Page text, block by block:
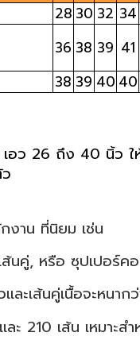
28 30 32 34
ก
36 38 39 41
38 39 40 40
อว 26 ถึง 40 นิ้ว ใ
าน ที่นิยม เช่น
ส้นคู่, หรือ ซุปเปอร์
และเส้นคู่เนื้อจะหนา
ะ 210 เส้น เหมาะส